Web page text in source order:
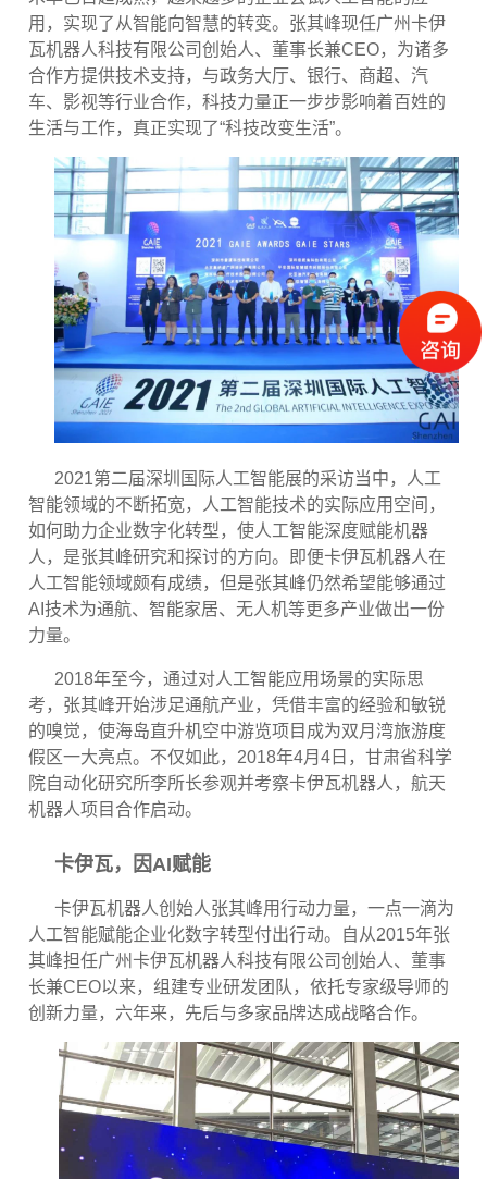
用，实现了从智能向智慧的转变。张其峰现任广州卡伊
瓦机器人科技有限公司创始人、董事长兼CEO，为诸多
合作方提供技术支持，与政务大厅、银行、商超、汽
车、影视等行业合作，科技力量正一步步影响着百姓的
生活与工作，真正实现了“科技改变生活”。
2021第二届深圳国际人工智能展的采访当中，人工
智能领域的不断拓宽，人工智能技术的实际应用空间，
如何助力企业数字化转型，使人工智能深度赋能机器
人，是张其峰研究和探讨的方向。即便卡伊瓦机器人在
人工智能领域颇有成绩，但是张其峰仍然希望能够通过
AI技术为通航、智能家居、无人机等更多产业做出一份
力量。
2018年至今，通过对人工智能应用场景的实际思
考，张其峰开始涉足通航产业，凭借丰富的经验和敏锐
的嗅觉，使海岛直升机空中游览项目成为双月湾旅游度
假区一大亮点。不仅如此， 2018年4月4 日，甘肃省科学
院自动化研究所李所长参观并考察卡伊瓦机器人，航天
机器人项目合作启动。
卡伊瓦，因AI赋能
卡伊瓦机器人创始人张其峰用行动力量，一点一滴为
人工智能赋能企业化数字转型付出行动。自从2015年张
其峰担任广州卡伊瓦机器人科技有限公司创始人、董事
长兼CEO以来，组建专业研发团队，依托专家级导师的
创新力量，六年来，先后与多家品牌达成战略合作。